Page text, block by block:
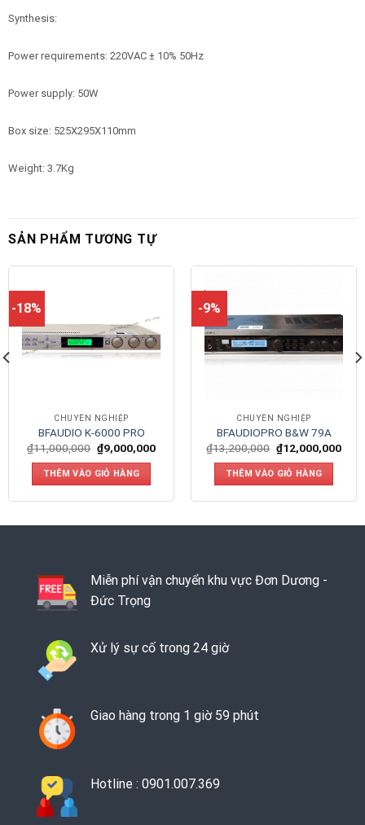
Synthesis:
Power requirements: 220VAC ± 10% 50Hz
Power supply: 50W
Box size: 525X295X110mm
Weight: 3.7Kg
SẢN PHẨM TƯƠNG TỰ
-18%
CHUYÊN NGHIỆP
BFAUDIO K-6000 PRO
₫11,000,000 ₫9,000,000
THÊM VÀO GIỎ HÀNG
-9%
CHUYÊN NGHIỆP
BFAUDIOPRO B&W 79A
₫13,200,000 ₫12,000,000
THÊM VÀO GIỎ HÀNG
Miễn phí vận chuyển khu vực Đơn Dương -
Đức Trọng
Xử lý sự cố trong 24 giờ
Giao hàng trong 1 giờ 59 phút
Hotline : 0901.007.369